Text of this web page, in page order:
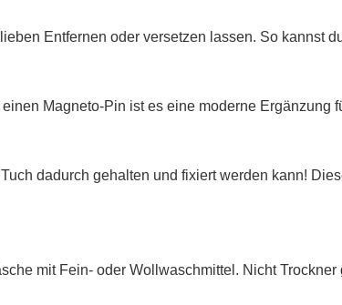
Entfernen oder versetzen lassen. So kannst
Magneto-Pin ist es eine moderne Ergänzung
dadurch gehalten und fixiert werden kann!
mit Fein- oder Wollwaschmittel. Nicht Trockner